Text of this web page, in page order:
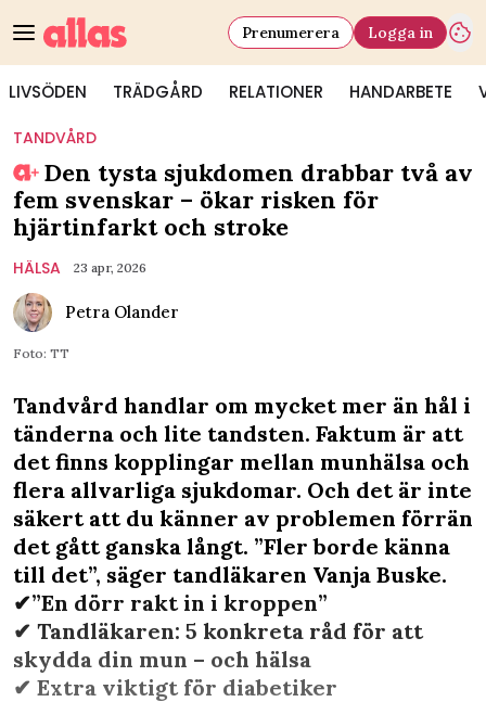
LIVSÖDEN TRÄDGÅRD RELATIONER HANDARBETE
Prenumerera Logga in
TANDVÅRD
Den tysta sjukdomen drabbar två av
fem svenskar – ökar risken för
hjärtinfarkt och stroke
HÄLSA 23 apr, 2026
Petra Olander
Foto: TT
Tandvård handlar om mycket mer än hål i
tänderna och lite tandsten. Faktum är att
det finns kopplingar mellan munhälsa och
flera allvarliga sjukdomar. Och det är inte
säkert att du känner av problemen förrän
det gått ganska långt. ”Fler borde känna
till det”, säger tandläkaren Vanja Buske.
✔︎”En dörr rakt in i kroppen”
✔︎ Tandläkaren: 5 konkreta råd för att
skydda din mun – och hälsa
✔︎ Extra viktigt för diabetiker